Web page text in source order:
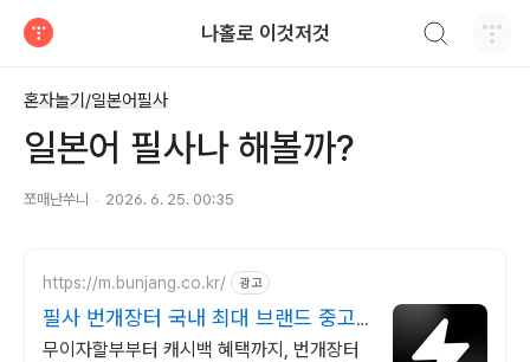
나홀로 이것저것
혼자놀기/일본어필사
일본어 필사나 해볼까?
쪼매난쑤니 2026. 6. 25. 00:35
https://m.bunjang.co.kr/ 광고
필사 번개장터 국내 최대 브랜드 중고
거래
무이자할부부터 캐시백 혜택까지, 번개장터